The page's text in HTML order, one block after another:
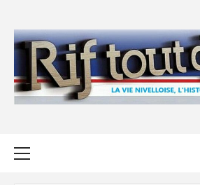
content